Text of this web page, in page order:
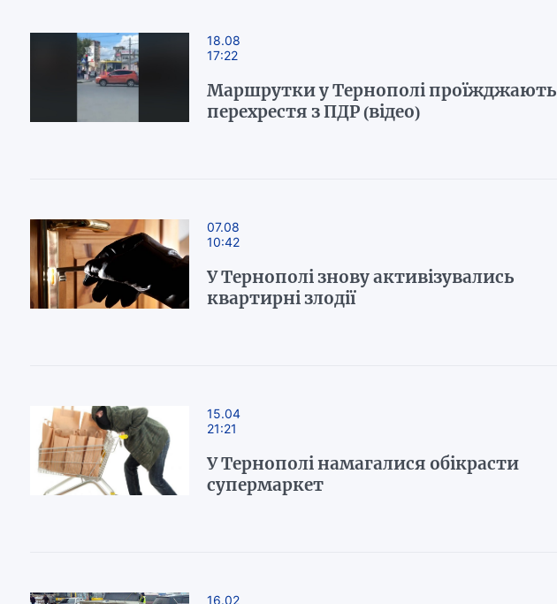
18.08
17:22
Маршрутки у Тернополі проїжджають
перехрестя з ПДР (відео)
07.08
10:42
У Тернополі знову активізувались
квартирні злодії
15.04
21:21
У Тернополі намагалися обікрасти
супермаркет
16.02